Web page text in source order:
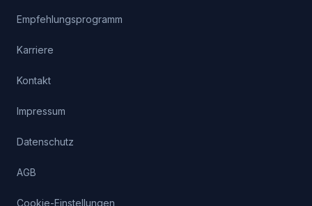
Empfehlungsprogramm
Karriere
Kontakt
Impressum
Datenschutz
AGB
Cookie-Einstellungen